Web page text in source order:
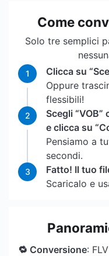
Come
Solo tre semplici
1
Clicca su
Oppure
flessibili!
2
Scegli
e clicca su
Pensiamo a
secondi.
3
Fatto! Il tuo
Scaricalo e
🔁 Conversione: